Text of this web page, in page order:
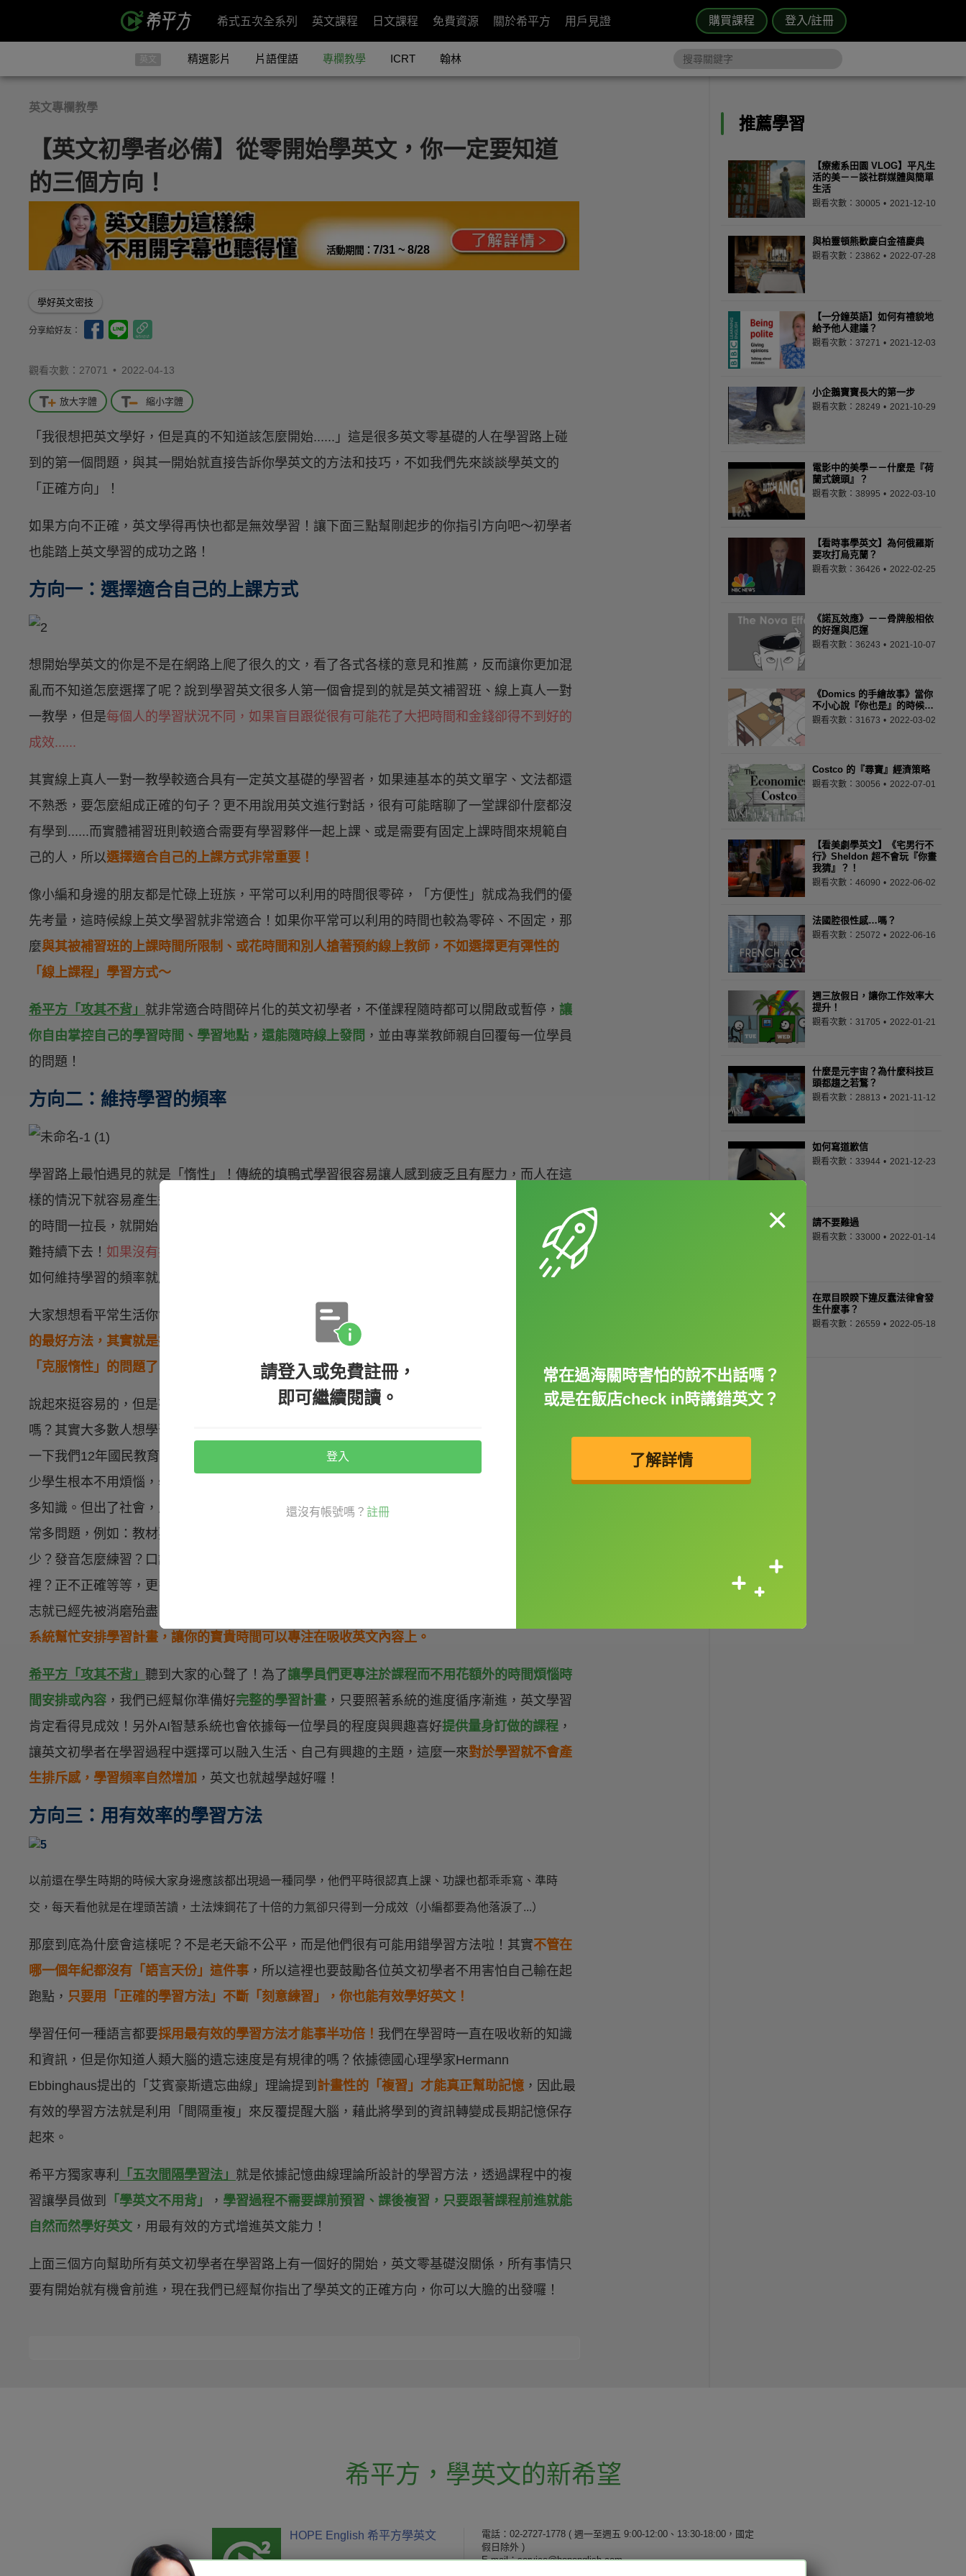
購買課程 登入/註冊
希式五次全系列 英文課程 日文課程 免費資源 關於希平方 用戶見證
英文 精選影片 片語俚語 專欄教學 ICRT 翰林
英文專欄教學
【英文初學者必備】從零開始學英文，你一定要知道
的三個方向！
活動期間： 7/31 ~ 8/28
學好英文密技
分享給好友：
觀看次數：27071 • 2022-04-13
放大字體 縮小字體
「我很想把英文學好，但是真的不知道該怎麼開始......」這是很多英文零基礎的人在學習路上碰
到的第一個問題，與其一開始就直接告訴你學英文的方法和技巧，不如我們先來談談學英文的
「正確方向」！
如果方向不正確，英文學得再快也都是無效學習！讓下面三點幫剛起步的你指引方向吧～初學者
也能踏上英文學習的成功之路！
方向一：選擇適合自己的上課方式
想開始學英文的你是不是在網路上爬了很久的文，看了各式各樣的意見和推薦，反而讓你更加混
亂而不知道怎麼選擇了呢？說到學習英文很多人第一個會提到的就是英文補習班、線上真人一對
一教學，但是每個人的學習狀況不同，如果盲目跟從很有可能花了大把時間和金錢卻得不到好的
成效......
其實線上真人一對一教學較適合具有一定英文基礎的學習者，如果連基本的英文單字、文法都還
不熟悉，要怎麼組成正確的句子？更不用說用英文進行對話，很有可能瞎聊了一堂課卻什麼都沒
有學到......而實體補習班則較適合需要有學習夥伴一起上課、或是需要有固定上課時間來規範自
己的人，所以選擇適合自己的上課方式非常重要！
像小編和身邊的朋友都是忙碌上班族，平常可以利用的時間很零碎，「方便性」就成為我們的優
先考量，這時候線上英文學習就非常適合！如果你平常可以利用的時間也較為零碎、不固定，那
麼與其被補習班的上課時間所限制、或花時間和別人搶著預約線上教師，不如選擇更有彈性的
「線上課程」學習方式～
希平方「攻其不背」 就非常適合時間碎片化的英文初學者，不僅課程隨時都可以開啟或暫停， 讓
你自由掌控自己的學習時間、學習地點，還能隨時線上發問 ， 並由專業教師親自回覆每一位學員
的問題！
方向二：維持學習的頻率
學習路上最怕遇見的就是「惰性」！傳統的填鴨式學習很容易讓人感到疲乏且有壓力，而人在這
樣的情況下就容易產生逃避心態，很多英文初學者在最一開始都充滿熱情和決心，但是只要學習
的時間一拉長，就開始出現「三天捕魚兩天曬網」的情況，再加上一開始的衝勁減弱，學習就很
難持續下去！ 如果沒有持續性的學習，再多的努力都可說是前功盡棄
，超級可惜的啊......這時候
如何維持學習的頻率就成為關鍵！
大家想想看平常生活你會懶得刷牙、懶得洗臉嗎？應該是不會對吧（笑）所以啊～
的最好方法，其實就是把學習這件事融入生活中
，因為當一件事情成為「習慣」就不會有需要
「克服惰性」的問題了！
說起來挺容易的，但是有95％的人都在這裡失敗！養成一個習慣需要21天，但你知道關鍵是什麼
嗎？其實大多數人想學習一個新技能時，
一下我們12年國民教育，課程都是老師安排好的，每堂課上課鐘響了打開書本這堂課進度要學多
少學生根本不用煩惱，學校老師都安排好了，學生只要跟著進度走就可以，不知不覺就能學到很
多知識。但出了社會，即使雄心壯志的訂下了每天都要學習1小時英文的目標，接下來也會遇到非
常多問題，例如：教材要學什麼？內容難度要怎麼選擇？每天要學多少份量，會不會太多或是太
少？發音怎麼練習？口說怎麼練習？教材遇到問題能問誰？自己上網google又不知道答案在哪
裡？正不正確等等，更多時候是上網找答案的過程中就開始逛其他網站。學習還沒開始，學習鬥
志就已經先被消磨殆盡了，因此，
系統幫忙安排學習計畫，讓你的寶貴時間可以專注在吸收英文內容上。
希平方「攻其不背」 聽到大家的心聲了！為了讓學員們更專注於課程而不用花額外的時間煩惱時
間安排或內容 ，我們已經幫你準備好完整的學習計畫 ，只要照著系統的進度循序漸進，英文學習
肯定看得見成效！另外AI智慧系統也會依據每一位學員的程度與興趣喜好提供量身訂做的課程 ，
讓英文初學者在學習過程中選擇可以融入生活、自己有興趣的主題，這麼一來對於學習就不會產
生排斥感，學習頻率自然增加 ，英文也就越學越好囉！
方向三：用有效率的學習方法
以前還在學生時期的時候大家身邊應該都出現過一種同學，他們平時很認真上課、功課也都乖乖寫、準時
交，每天看他就是在埋頭苦讀，土法煉鋼花了十倍的力氣卻只得到一分成效（小編都要為他落淚了...）
那麼到底為什麼會這樣呢？不是老天爺不公平，而是他們很有可能用錯學習方法啦！其實不管在
哪一個年紀都沒有「語言天份」這件事 ，所以這裡也要鼓勵各位英文初學者不用害怕自己輸在起
跑點， 只要用「正確的學習方法」不斷「刻意練習」，你也能有效學好英文！
學習任何一種語言都要採用最有效的學習方法才能事半功倍！ 我們在學習時一直在吸收新的知識
和資訊，但是你知道人類大腦的遺忘速度是有規律的嗎？依據德國心理學家Hermann
Ebbinghaus提出的「艾賓豪斯遺忘曲線」理論提到 計畫性的「複習」才能真正幫助記憶 ，因此最
有效的學習方法就是利用「間隔重複」來反覆提醒大腦，藉此將學到的資訊轉變成長期記憶保存
起來。
希平方獨家專利 「五次間隔學習法」 就是依據記憶曲線理論所設計的學習方法，透過課程中的複
習讓學員做到
「學英文不用背」 ， 學習過程不需要課前預習、課後複習，只要跟著課程前進就能
自然而然學好英文 ，用最有效的方式增進英文能力！
上面三個方向幫助所有英文初學者在學習路上有一個好的開始，英文零基礎沒關係，所有事情只
要有開始就有機會前進，現在我們已經幫你指出了學英文的正確方向，你可以大膽的出發囉！
推薦學習
【療癒系田園 VLOG】平凡生
活的美－－談社群媒體與簡單
生活
觀看次數：30005 2021-12-10
與柏靈頓熊歡慶白金禧慶典
觀看次數：23862 2022-07-28
【一分鐘英語】如何有禮貌地
給予他人建議？
觀看次數：37271 2021-12-03
小企鵝寶寶長大的第一步
觀看次數：28249 2021-10-29
電影中的美學－－什麼是『荷
蘭式鏡頭』？
觀看次數：38995 2022-03-10
【看時事學英文】為何俄羅斯
要攻打烏克蘭？
觀看次數：36426 2022-02-25
《諾瓦效應》－－骨牌般相依
的好運與厄運
觀看次數：36243 2021-10-07
《Domics 的手繪故事》當你
不小心說『你也是』的時候…
觀看次數：31673 2022-03-02
Costco 的『尋寶』經濟策略
觀看次數：30056 2022-07-01
【看美劇學英文】《宅男行不
行》Sheldon 超不會玩『你畫
我猜』？！
觀看次數：46090 2022-06-02
法國腔很性感…嗎？
觀看次數：25072 2022-06-16
週三放假日，讓你工作效率大
提升！
觀看次數：31705 2022-01-21
什麼是元宇宙？為什麼科技巨
頭都趨之若鶩？
觀看次數：28813 2021-11-12
如何寫道歉信
觀看次數：33944 2021-12-23
請不要難過
觀看次數：33000 2022-01-14
在眾目睽睽下違反蠢法律會發
生什麼事？
觀看次數：26559 2022-05-18
希平方 ， 學英文的新希望
HOPE English 希平方學英文 電話：02-2727-1778 ( 週一至週五 9:00-12:00、13:30-18:00，國定
假日除外 )
E-mail：service@hopenglish.com
×
請登入或免費註冊，
即可繼續閱讀。
登入
還沒有帳號嗎？ 註冊
常在過海關時害怕的說不出話嗎？
或是在飯店check in時講錯英文？
了解詳情